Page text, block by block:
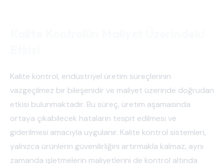
Kalite kontrol, endüstriyel üretim süreçlerinin
vazgeçilmez bir bileşenidir ve maliyet üzerinde doğrudan
etkisi bulunmaktadır. Bu süreç, üretim aşamasında
ortaya çıkabilecek hataların tespit edilmesi ve
giderilmesi amacıyla uygulanır. Kalite kontrol sistemleri,
yalnızca ürünlerin güvenilirliğini artırmakla kalmaz, aynı
zamanda işletmelerin maliyetlerini de kontrol altında